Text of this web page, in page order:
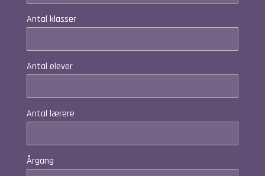
Antal klasser
Antal elever
Antal lærere
Årgang